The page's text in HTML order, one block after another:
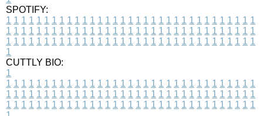
SPOTIFY:
1 1 1 1 1 1 1 1 1 1 1 1 1 1 1 1 1 1 1 1 1 1 1 1 1 1 1 1 1 1 1 1 1
1 1 1 1 1 1 1 1 1 1 1 1 1 1 1 1 1 1 1 1 1 1 1 1 1 1 1 1 1 1 1 1 1
1 1 1 1 1 1 1 1 1 1 1 1 1 1 1 1 1 1 1 1 1 1 1 1 1 1 1 1 1 1 1 1 1
1
CUTTLY BIO:
1
1 1 1 1 1 1 1 1 1 1 1 1 1 1 1 1 1 1 1 1 1 1 1 1 1 1 1 1 1 1 1 1 1
1 1 1 1 1 1 1 1 1 1 1 1 1 1 1 1 1 1 1 1 1 1 1 1 1 1 1 1 1 1 1 1 1
1 1 1 1 1 1 1 1 1 1 1 1 1 1 1 1 1 1 1 1 1 1 1 1 1 1 1 1 1 1 1 1 1